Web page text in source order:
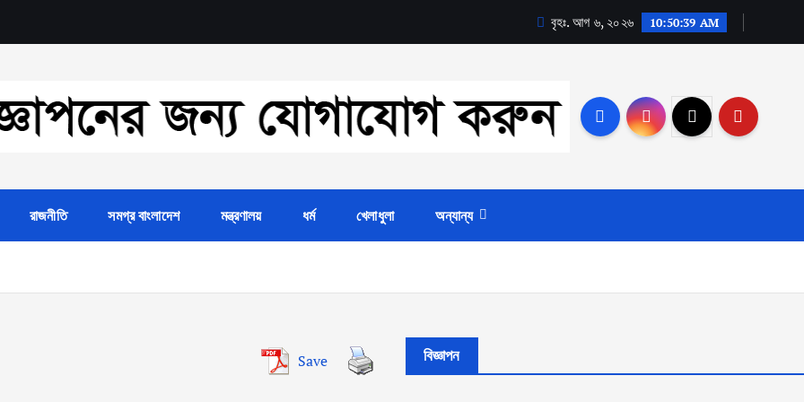
বৃহঃ. আগ ৬, ২০২৬ 10:50:39 AM
রাজনীতি সমগ্র বাংলাদেশ মন্ত্রণালয় ধর্ম খেলাধুলা অন্যান্য
Save বিজ্ঞাপন